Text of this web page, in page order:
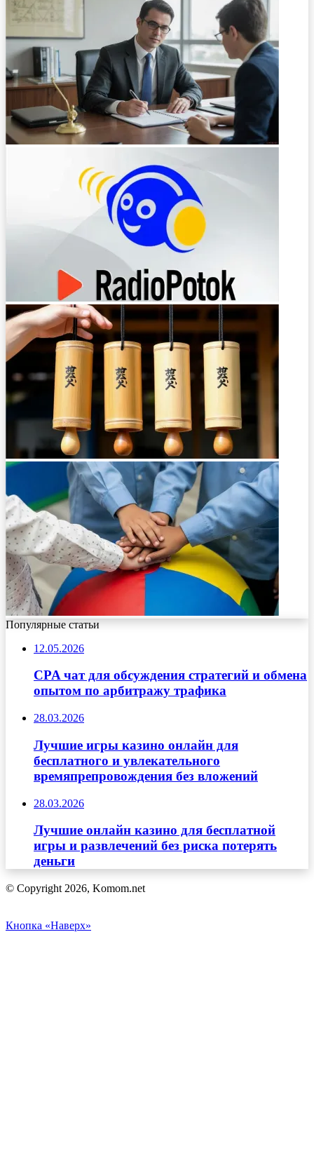
Популярные статьи
12.05.2026
CPA чат для обсуждения стратегий и обмена
опытом по арбитражу трафика
28.03.2026
Лучшие игры казино онлайн для
бесплатного и увлекательного
времяпрепровождения без вложений
28.03.2026
Лучшие онлайн казино для бесплатной
игры и развлечений без риска потерять
деньги
© Copyright 2026, Komom.net
Кнопка «Наверх»